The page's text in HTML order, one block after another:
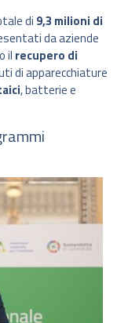
di 9,3 milioni di
da aziende
il recupero di
di apparecchiature
, batterie e